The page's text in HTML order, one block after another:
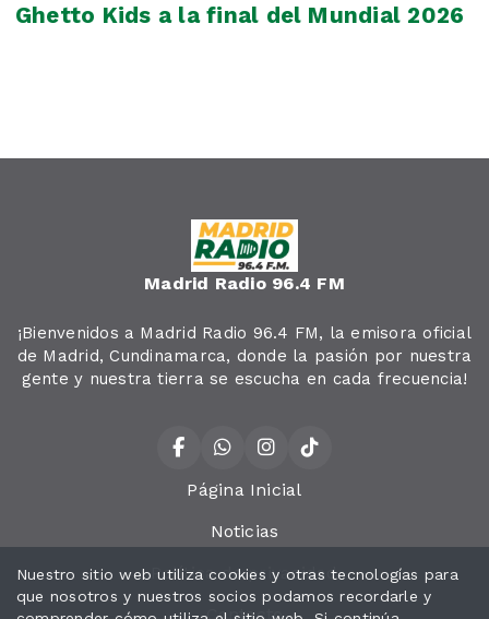
Ghetto Kids a la final del Mundial 2026
Madrid Radio 96.4 FM
¡Bienvenidos a Madrid Radio 96.4 FM, la emisora oficial
de Madrid, Cundinamarca, donde la pasión por nuestra
gente y nuestra tierra se escucha en cada frecuencia!
Página Inicial
Noticias
Política de privacidad
Contacto
Nuestro sitio web utiliza cookies y otras tecnologías para
que nosotros y nuestros socios podamos recordarle y